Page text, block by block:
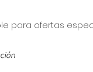
para ofertas